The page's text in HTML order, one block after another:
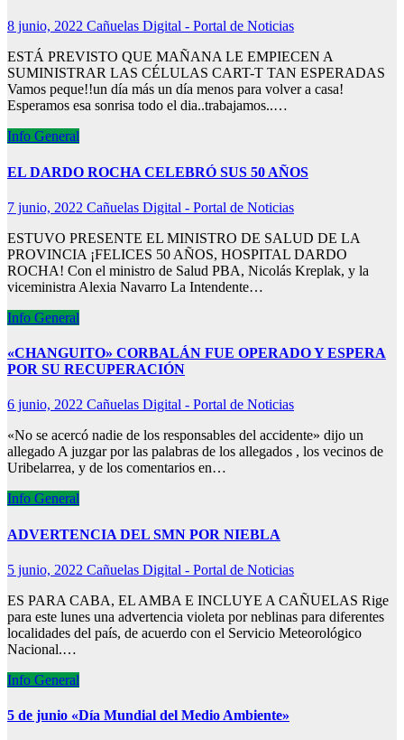
8 junio, 2022 Cañuelas Digital - Portal de Noticias
ESTÁ PREVISTO QUE MAÑANA LE EMPIECEN A
SUMINISTRAR LAS CÉLULAS CART-T TAN ESPERADAS
Vamos peque!!un día más un día menos para volver a casa!
Esperamos esa sonrisa todo el dia..trabajamos..…
Info General
EL DARDO ROCHA CELEBRÓ SUS 50 AÑOS
7 junio, 2022 Cañuelas Digital - Portal de Noticias
ESTUVO PRESENTE EL MINISTRO DE SALUD DE LA
PROVINCIA ¡FELICES 50 AÑOS, HOSPITAL DARDO
ROCHA! Con el ministro de Salud PBA, Nicolás Kreplak, y la
viceministra Alexia Navarro La Intendente…
Info General
«CHANGUITO» CORBALÁN FUE OPERADO Y ESPERA
POR SU RECUPERACIÓN
6 junio, 2022 Cañuelas Digital - Portal de Noticias
«No se acercó nadie de los responsables del accidente» dijo un
allegado A juzgar por las palabras de los allegados , los vecinos de
Uribelarrea, y de los comentarios en…
Info General
ADVERTENCIA DEL SMN POR NIEBLA
5 junio, 2022 Cañuelas Digital - Portal de Noticias
ES PARA CABA, EL AMBA E INCLUYE A CAÑUELAS Rige
para este lunes una advertencia violeta por neblinas para diferentes
localidades del país, de acuerdo con el Servicio Meteorológico
Nacional.…
Info General
5 de junio «Día Mundial del Medio Ambiente»